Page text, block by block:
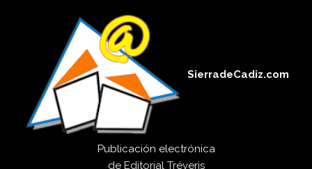
SierradeCadiz.com
Publicación electrónica
de Editorial Tréveris